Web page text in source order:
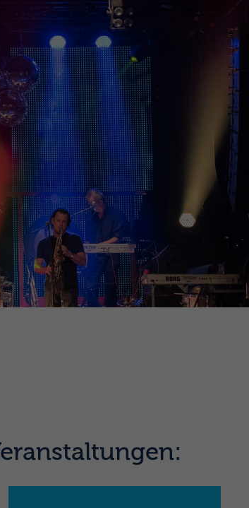
600
About us
Lorem ipsum dolor sit amet,
consectetuer adipiscing elit.
Aenean commodo ligula eget
dolor. Aenean massa. Cum
sociis natoque penatibus et
magnis dis parturient montes,
nascetur ridiculus mus. Donec
quam felis, ultricies nec.